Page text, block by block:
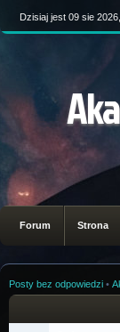
Dzisiaj jest 09 sie
Forum Strona
Posty bez odpowiedzi •